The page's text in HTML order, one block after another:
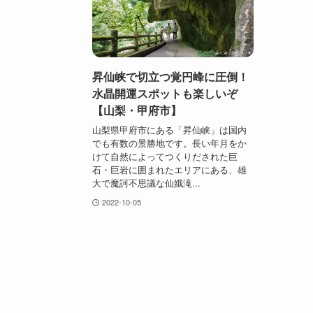
昇仙峡で切立つ覚円峰に圧倒！
水晶開運スポットも楽しいぞ
【山梨・甲府市】
山梨県甲府市にある「昇仙峡」は国内
でも有数の景勝地です。長い年月をか
けて自然によってつくりだされた巨
石・巨岩に囲まれたエリアにある、雄
大で魔訶不思議な仙娥滝...
2022-10-05